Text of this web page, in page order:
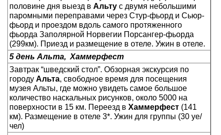
половине дня выезд в Альту с двумя небольшими
паромными переправами через Стур-фьорд и Сьюр-
фьорд и проездом вдоль самого протяженного
фьорда Заполярной Норвегии Порсангер-фьорда
(299км). Приезд и размещение в отеле. Ужин в отеле.
5 день Альта, Хаммерфест
Завтрак “шведский стол”. Обзорная экскурсия по
городу Альта, свободное время для посещения
музея Альты, где можно увидеть самое большое
количество наскальных рисунков, около 5000 на
поверхности в 15 км. Переезд в Хаммерфест (141
км). Размещение в отеле 3*. Ужин для группы (30 уе/
чел)